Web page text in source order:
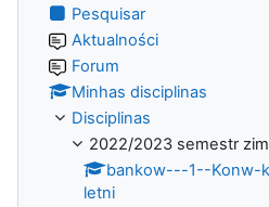
Pesquisar
Aktualności
Forum
Minhas disciplinas
Disciplinas
2022/2023 semestr
bankow---1--Konw-
letni